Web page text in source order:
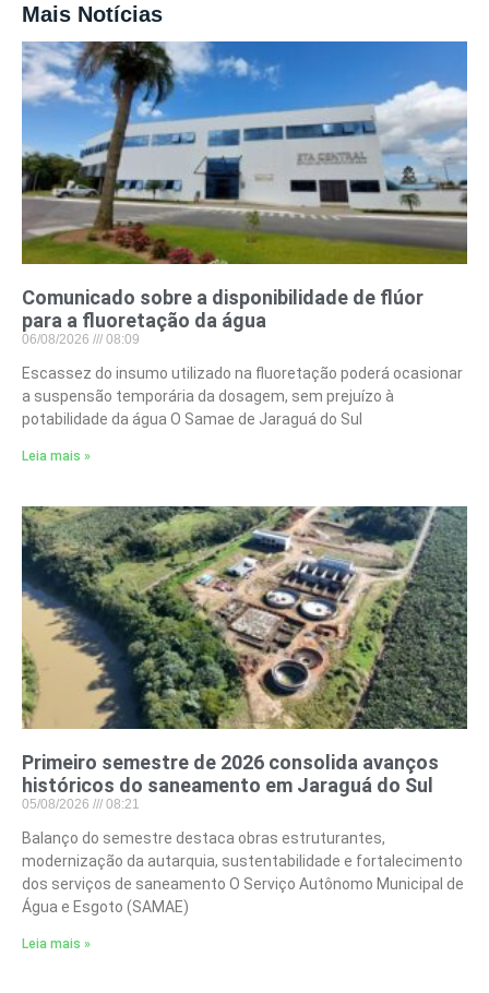
Mais Notícias
Comunicado sobre a disponibilidade de flúor
para a fluoretação da água
06/08/2026 08:09
Escassez do insumo utilizado na fluoretação poderá ocasionar
a suspensão temporária da dosagem, sem prejuízo à
potabilidade da água O Samae de Jaraguá do Sul
Leia mais »
Primeiro semestre de 2026 consolida avanços
históricos do saneamento em Jaraguá do Sul
05/08/2026 08:21
Balanço do semestre destaca obras estruturantes,
modernização da autarquia, sustentabilidade e fortalecimento
dos serviços de saneamento O Serviço Autônomo Municipal de
Água e Esgoto (SAMAE)
Leia mais »